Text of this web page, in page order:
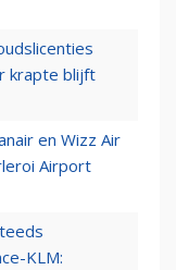
krapte blijft
en Wizz Air
Airport
KLM: